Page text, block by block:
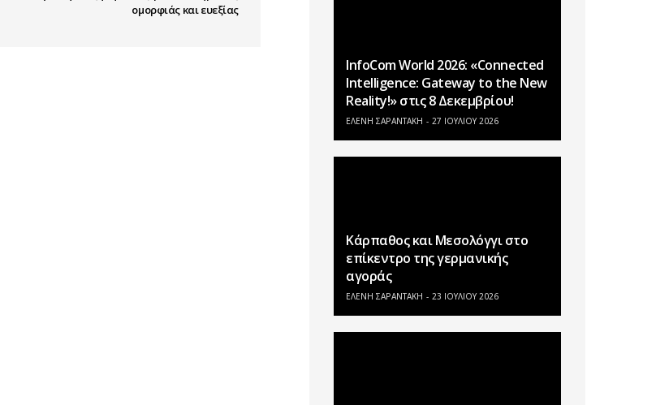
ομορφιάς και ευεξίας
InfoCom World 2026: «Connected
Intelligence: Gateway to the New
Reality!» στις 8 Δεκεμβρίου!
ΕΛΕΝΗ ΣΑΡΑΝΤΑΚΗ 27 ΙΟΥΛΊΟΥ 2026
Κάρπαθος και Μεσολόγγι στο
επίκεντρο της γερμανικής
αγοράς
ΕΛΕΝΗ ΣΑΡΑΝΤΑΚΗ 23 ΙΟΥΛΊΟΥ 2026